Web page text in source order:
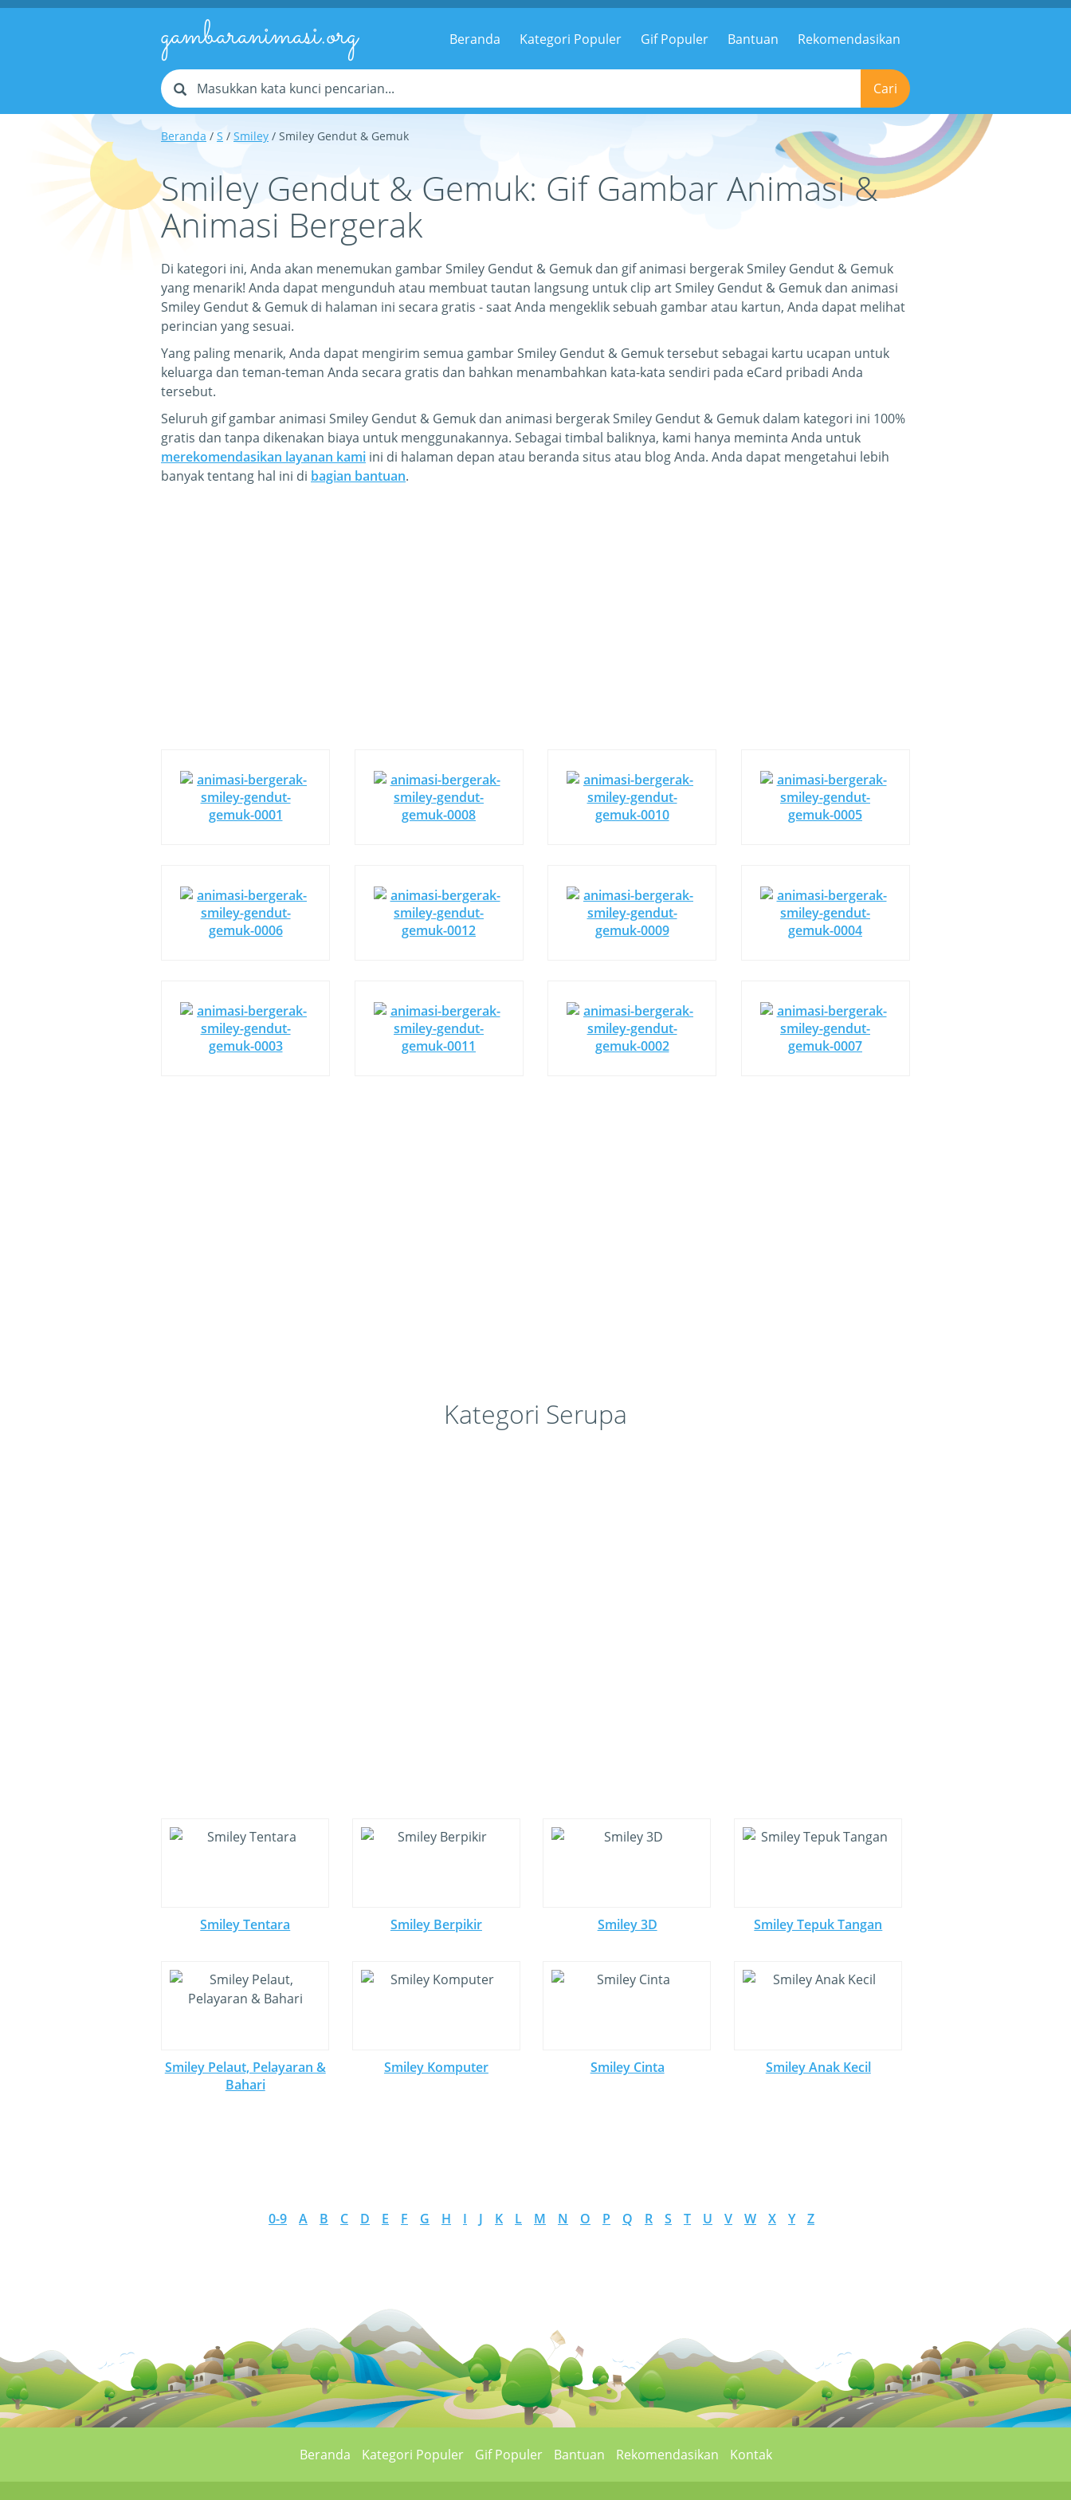
gambaranimasi.org Beranda Kategori Populer Gif Populer Bantuan Rekomendasikan
Cari
Beranda / S / Smiley / Smiley Gendut & Gemuk
Smiley Gendut & Gemuk: Gif Gambar Animasi &
Animasi Bergerak
Di kategori ini, Anda akan menemukan gambar Smiley Gendut & Gemuk dan gif animasi bergerak Smiley Gendut & Gemuk
yang menarik! Anda dapat mengunduh atau membuat tautan langsung untuk clip art Smiley Gendut & Gemuk dan animasi
Smiley Gendut & Gemuk di halaman ini secara gratis - saat Anda mengeklik sebuah gambar atau kartun, Anda dapat melihat
perincian yang sesuai.
Yang paling menarik, Anda dapat mengirim semua gambar Smiley Gendut & Gemuk tersebut sebagai kartu ucapan untuk
keluarga dan teman-teman Anda secara gratis dan bahkan menambahkan kata-kata sendiri pada eCard pribadi Anda
tersebut.
Seluruh gif gambar animasi Smiley Gendut & Gemuk dan animasi bergerak Smiley Gendut & Gemuk dalam kategori ini 100%
gratis dan tanpa dikenakan biaya untuk menggunakannya. Sebagai timbal baliknya, kami hanya meminta Anda untuk
merekomendasikan layanan kami ini di halaman depan atau beranda situs atau blog Anda. Anda dapat mengetahui lebih
banyak tentang hal ini di bagian bantuan.
Kategori Serupa
Smiley Tentara Smiley Berpikir Smiley 3D Smiley Tepuk Tangan
Smiley Pelaut, Pelayaran &
Bahari
Smiley Komputer Smiley Cinta Smiley Anak Kecil
0-9 A B C D E F G H I J K L M N O P Q R S T U V W X Y Z
Beranda Kategori Populer Gif Populer Bantuan Rekomendasikan Kontak